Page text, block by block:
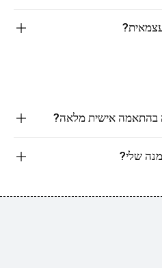
בהתאמה אישית מלאה?
שלי?